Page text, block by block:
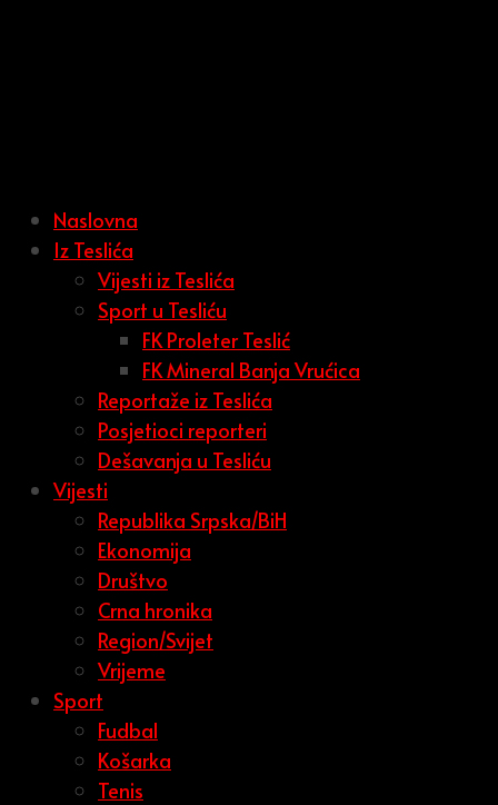
Naslovna
Iz Teslića
Vijesti iz Teslića
Sport u Tesliću
FK Proleter Teslić
FK Mineral Banja Vrućica
Reportaže iz Teslića
Posjetioci reporteri
Dešavanja u Tesliću
Vijesti
Republika Srpska/BiH
Ekonomija
Društvo
Crna hronika
Region/Svijet
Vrijeme
Sport
Fudbal
Košarka
Tenis